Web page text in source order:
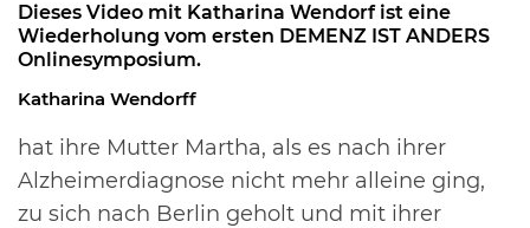
Dieses Video mit Katharina Wendorf ist eine
Wiederholung vom ersten DEMENZ IST ANDERS
Onlinesymposium.
Katharina Wendorff
hat ihre Mutter Martha, als es nach ihrer
Alzheimerdiagnose nicht mehr alleine ging,
zu sich nach Berlin geholt und mit ihrer